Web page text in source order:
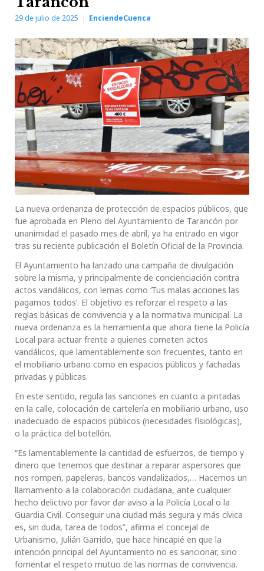
29 de julio de 2025 EnciendeCuenca
La nueva ordenanza de protección de espacios públicos, que
fue aprobada en Pleno del Ayuntamiento de Tarancón por
unanimidad el pasado mes de abril, ya ha entrado en vigor
tras su reciente publicación el Boletín Oficial de la Provincia.
El Ayuntamiento ha lanzado una campaña de divulgación
sobre la misma, y principalmente de concienciación contra
actos vandálicos, con lemas como ‘Tus malas acciones las
pagamos todos’. El objetivo es reforzar el respeto a las
reglas básicas de convivencia y a la normativa municipal. La
nueva ordenanza es la herramienta que ahora tiene la Policía
Local para actuar frente a quienes cometen actos
vandálicos, que lamentablemente son frecuentes, tanto en
el mobiliario urbano como en espacios públicos y fachadas
privadas y públicas.
En este sentido, regula las sanciones en cuanto a pintadas
en la calle, colocación de cartelería en mobiliario urbano, uso
inadecuado de espacios públicos (necesidades fisiológicas),
o la práctica del botellón.
“Es lamentablemente la cantidad de esfuerzos, de tiempo y
dinero que tenemos que destinar a reparar aspersores que
nos rompen, papeleras, bancos vandalizados,… Hacemos un
llamamiento a la colaboración ciudadana, ante cualquier
hecho delictivo por favor dar aviso a la Policía Local o la
Guardia Civil. Conseguir una ciudad más segura y más cívica
es, sin duda, tarea de todos”, afirma el concejal de
Urbanismo, Julián Garrido, que hace hincapié en que la
intención principal del Ayuntamiento no es sancionar, sino
fomentar el respeto mutuo de las normas de convivencia.